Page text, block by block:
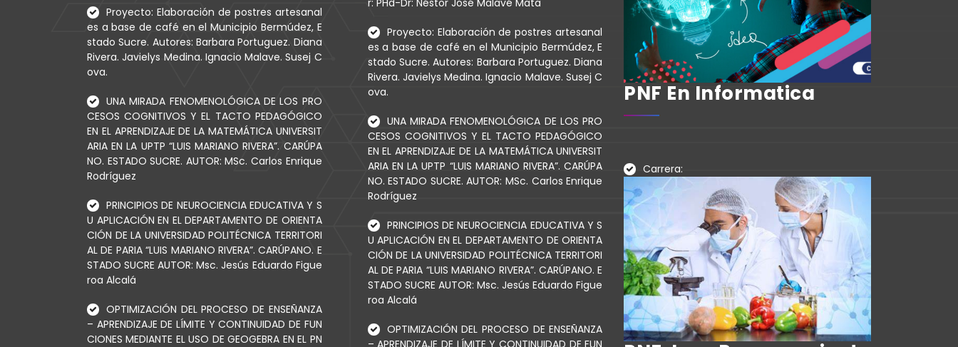
Proyecto: Elaboración de postres artesanal
es a base de café en el Municipio Bermúdez, E
stado Sucre. Autores: Barbara Portuguez. Diana
Rivera. Javielys Medina. Ignacio Malave. Susej C
ova.
UNA MIRADA FENOMENOLÓGICA DE LOS PRO
CESOS COGNITIVOS Y EL TACTO PEDAGÓGICO
EN EL APRENDIZAJE DE LA MATEMÁTICA UNIVERSIT
ARIA EN LA UPTP “LUIS MARIANO RIVERA”. CARÚPA
NO. ESTADO SUCRE. AUTOR: MSc. Carlos Enrique
Rodríguez
PRINCIPIOS DE NEUROCIENCIA EDUCATIVA Y S
U APLICACIÓN EN EL DEPARTAMENTO DE ORIENTA
CIÓN DE LA UNIVERSIDAD POLITÉCNICA TERRITORI
AL DE PARIA “LUIS MARIANO RIVERA”. CARÚPANO. E
STADO SUCRE AUTOR: Msc. Jesús Eduardo Figue
roa Alcalá
OPTIMIZACIÓN DEL PROCESO DE ENSEÑANZA
– APRENDIZAJE DE LÍMITE Y CONTINUIDAD DE FUN
CIONES MEDIANTE EL USO DE GEOGEBRA EN EL PN
Proyecto: Elaboración de postres artesanal
es a base de café en el Municipio Bermúdez, E
stado Sucre. Autores: Barbara Portuguez. Diana
Rivera. Javielys Medina. Ignacio Malave. Susej C
ova.
UNA MIRADA FENOMENOLÓGICA DE LOS PRO
CESOS COGNITIVOS Y EL TACTO PEDAGÓGICO
EN EL APRENDIZAJE DE LA MATEMÁTICA UNIVERSIT
ARIA EN LA UPTP “LUIS MARIANO RIVERA”. CARÚPA
NO. ESTADO SUCRE. AUTOR: MSc. Carlos Enrique
Rodríguez
PRINCIPIOS DE NEUROCIENCIA EDUCATIVA Y S
U APLICACIÓN EN EL DEPARTAMENTO DE ORIENTA
CIÓN DE LA UNIVERSIDAD POLITÉCNICA TERRITORI
AL DE PARIA “LUIS MARIANO RIVERA”. CARÚPANO. E
STADO SUCRE AUTOR: Msc. Jesús Eduardo Figue
roa Alcalá
OPTIMIZACIÓN DEL PROCESO DE ENSEÑANZA
– APRENDIZAJE DE LÍMITE Y CONTINUIDAD DE FUN
PNF En Informatica
Carrera: